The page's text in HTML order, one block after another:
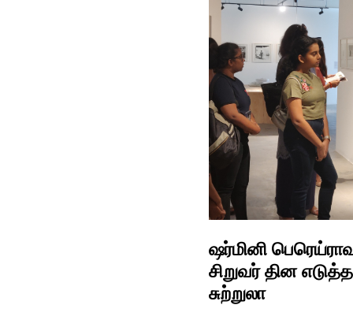
ஷர்மினி
சிறுவர் தின
சுற்றுலா